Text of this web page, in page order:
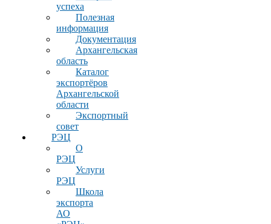
успеха
Полезная
информация
Документация
Архангельская
область
Каталог
экспортёров
Архангельской
области
Экспортный
совет
РЭЦ
О
РЭЦ
Услуги
РЭЦ
Школа
экспорта
АО